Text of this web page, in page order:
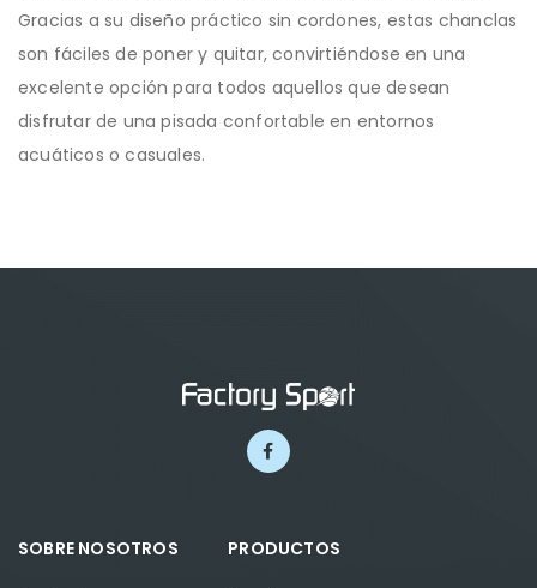
Gracias a su diseño práctico sin cordones, estas chanclas
son fáciles de poner y quitar, convirtiéndose en una
excelente opción para todos aquellos que desean
disfrutar de una pisada confortable en entornos
acuáticos o casuales.
SOBRE NOSOTROS PRODUCTOS